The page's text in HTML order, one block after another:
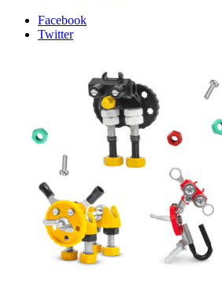
Facebook
Twitter